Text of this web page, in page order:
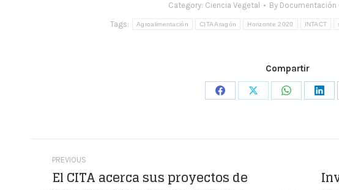
Category: Ciencia Vegetal By Documentación
Tags: Agroalimentación CITA Aragón Horizonte 2020 INTACT
Compartir
Share
Share
Share
Post
navigation
PREVIOUS
El CITA acerca sus proyectos de